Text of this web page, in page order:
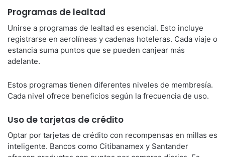
Programas de lealtad
Unirse a programas de lealtad es esencial. Esto incluye
registrarse en aerolíneas y cadenas hoteleras. Cada viaje o
estancia suma puntos que se pueden canjear más
adelante.
Estos programas tienen diferentes niveles de membresía.
Cada nivel ofrece beneficios según la frecuencia de uso.
Uso de tarjetas de crédito
Optar por tarjetas de crédito con recompensas en millas es
inteligente. Bancos como Citibanamex y Santander